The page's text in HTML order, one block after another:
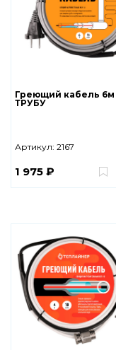
Греющий кабель
ТРУБУ
Артикул: 2167
1 975 ₽